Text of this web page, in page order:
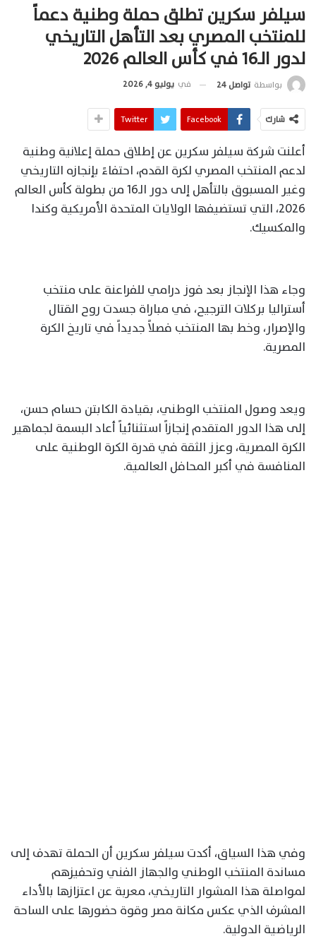
سيلفر سكرين تطلق حملة وطنية دعماً
للمنتخب المصري بعد التأهل التاريخي
لدور الـ16 في كأس العالم 2026
بواسطة تواصل 24 في يوليو 4, 2026
شارك Facebook
Twitter
أعلنت شركة سيلفر سكرين عن إطلاق حملة إعلانية وطنية
لدعم المنتخب المصري لكرة القدم، احتفاءً بإنجازه التاريخي
وغير المسبوق بالتأهل إلى دور الـ16 من بطولة كأس العالم
2026، التي تستضيفها الولايات المتحدة الأمريكية وكندا
والمكسيك.
وجاء هذا الإنجاز بعد فوز درامي للفراعنة على منتخب
أستراليا بركلات الترجيح، في مباراة جسدت روح القتال
والإصرار، وخط بها المنتخب فصلاً جديداً في تاريخ الكرة
المصرية.
ويعد وصول المنتخب الوطني، بقيادة الكابتن حسام حسن،
إلى هذا الدور المتقدم إنجازاً استثنائياً أعاد البسمة لجماهير
الكرة المصرية، وعزز الثقة في قدرة الكرة الوطنية على
المنافسة في أكبر المحافل العالمية.
وفي هذا السياق، أكدت سيلفر سكرين أن الحملة تهدف إلى
مساندة المنتخب الوطني والجهاز الفني وتحفيزهم
لمواصلة هذا المشوار التاريخي، معربة عن اعتزازها بالأداء
المشرف الذي عكس مكانة مصر وقوة حضورها على الساحة
الرياضية الدولية.